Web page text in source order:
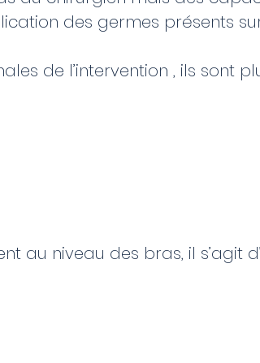
des germes présents
de l’intervention , ils sont
au niveau des bras, il s’agit